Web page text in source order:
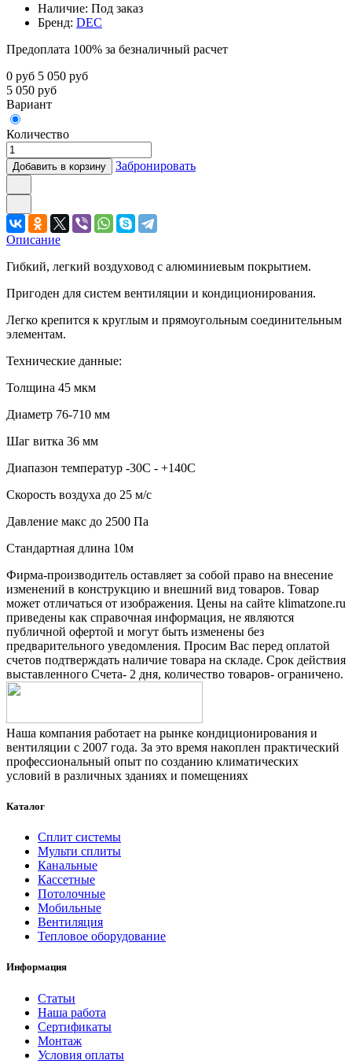
Наличие: Под заказ
Бренд: DEC
Предоплата 100% за безналичный расчет
0 руб 5 050 руб
5 050 руб
Вариант
Количество
Добавить в корзину Забронировать
Описание
Гибкий, легкий воздуховод с алюминиевым покрытием.
Пригоден для систем вентиляции и кондиционирования.
Легко крепится к круглым и прямоугольным соединительным
элементам.
Технические данные:
Толщина 45 мкм
Диаметр 76-710 мм
Шаг витка 36 мм
Диапазон температур -30С - +140С
Скорость воздуха до 25 м/с
Давление макс до 2500 Па
Стандартная длина 10м
Фирма-производитель оставляет за собой право на внесение
изменений в конструкцию и внешний вид товаров. Товар
может отличаться от изображения. Цены на сайте klimatzone.ru
приведены как справочная информация, не являются
публичной офертой и могут быть изменены без
предварительного уведомления. Просим Вас перед оплатой
счетов подтверждать наличие товара на складе. Срок действия
выставленного Счета- 2 дня, количество товаров- ограничено.
Наша компания работает на рынке кондиционирования и
вентиляции с 2007 года. За это время накоплен практический
профессиональный опыт по созданию климатических
условий в различных зданиях и помещениях
Каталог
Сплит системы
Мульти сплиты
Канальные
Кассетные
Потолочные
Мобильные
Вентиляция
Тепловое оборудование
Информация
Статьи
Наша работа
Сертификаты
Монтаж
Условия оплаты